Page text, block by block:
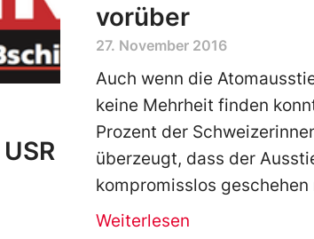
vorüber
27. November 2016
Auch wenn die
keine Mehrheit finden
Prozent der
überzeugt, dass der
kompromisslos
Weiterlesen